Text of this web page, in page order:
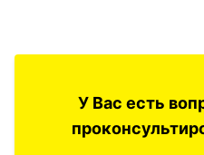
У Вас есть